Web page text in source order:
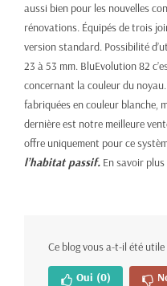
aussi bien pour les nouvelles
rénovations. Équipés de trois
version standard. Possibilité
23 à 53 mm. BluEvolution 82
concernant la couleur du
fabriquées en couleur blanche,
dernière est notre meilleure
offre uniquement pour ce
l’habitat passif. En savoir plus
Ce blog vous a-t-il été utile
Oui (0)